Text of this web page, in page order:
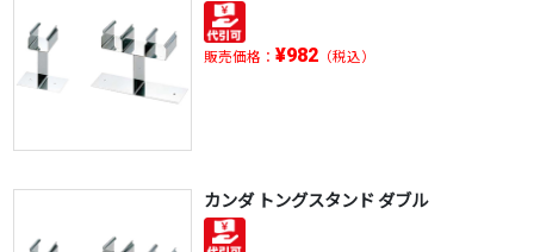
販売価格： ¥982（税込）
カンダ トングスタンド ダブル